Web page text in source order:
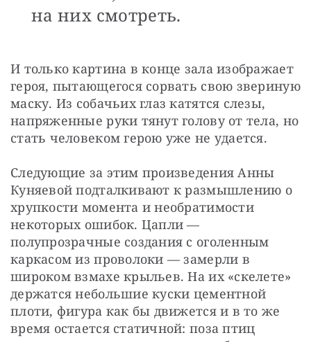
на них смотреть.
И только картина в конце зала изображает
героя, пытающегося сорвать свою звериную
маску. Из собачьих глаз катятся слезы,
напряженные руки тянут голову от тела, но
стать человеком герою уже не удается.
Следующие за этим произведения Анны
Куняевой подталкивают к размышлению о
хрупкости момента и необратимости
некоторых ошибок. Цапли —
полупрозрачные создания с оголенным
каркасом из проволоки — замерли в
широком взмахе крыльев. На их «скелете»
держатся небольшие куски цементной
плоти, фигура как бы движется и в то же
время остается статичной: поза птиц